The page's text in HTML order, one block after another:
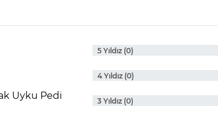
Uyku Pedi
5 Yıldız (0)
4 Yıldız (0)
3 Yıldız (0)